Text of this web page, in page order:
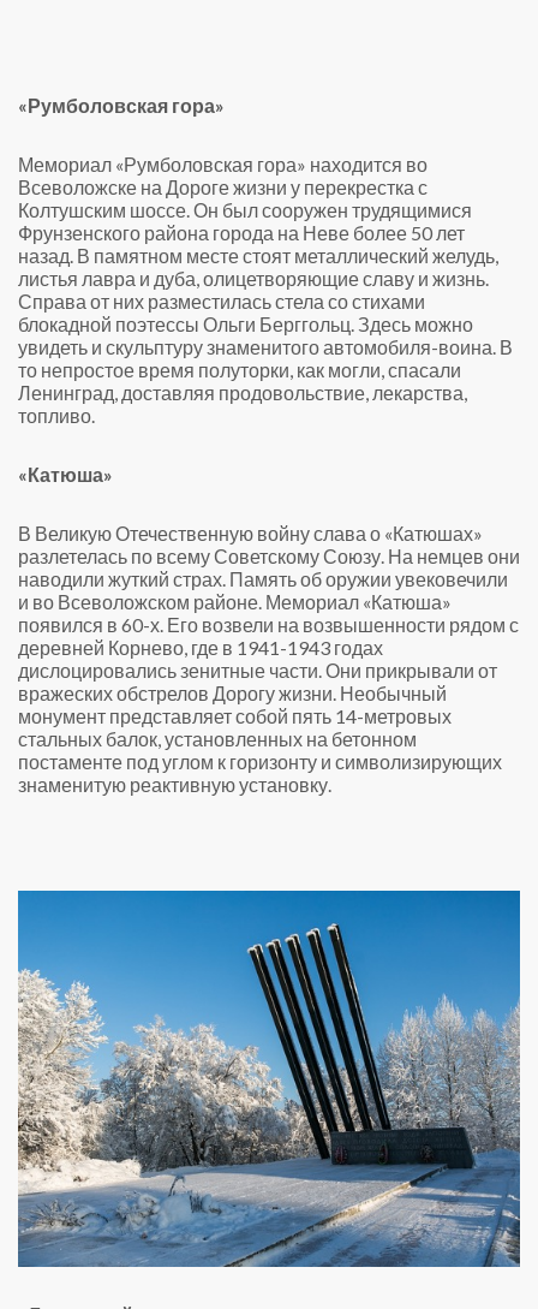
«Румболовская гора»
Мемориал «Румболовская гора» находится во
Всеволожске на Дороге жизни у перекрестка с
Колтушским шоссе. Он был сооружен трудящимися
Фрунзенского района города на Неве более 50 лет
назад. В памятном месте стоят металлический желудь,
листья лавра и дуба, олицетворяющие славу и жизнь.
Справа от них разместилась стела со стихами
блокадной поэтессы Ольги Берггольц. Здесь можно
увидеть и скульптуру знаменитого автомобиля-воина. В
то непростое время полуторки, как могли, спасали
Ленинград, доставляя продовольствие, лекарства,
топливо.
«Катюша»
В Великую Отечественную войну слава о «Катюшах»
разлетелась по всему Советскому Союзу. На немцев они
наводили жуткий страх. Память об оружии увековечили
и во Всеволожском районе. Мемориал «Катюша»
появился в 60-х. Его возвели на возвышенности рядом с
деревней Корнево, где в 1941-1943 годах
дислоцировались зенитные части. Они прикрывали от
вражеских обстрелов Дорогу жизни. Необычный
монумент представляет собой пять 14-метровых
стальных балок, установленных на бетонном
постаменте под углом к горизонту и символизирующих
знаменитую реактивную установку.